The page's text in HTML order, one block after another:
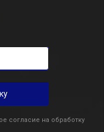
согласие на обработку